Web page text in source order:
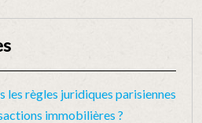
les règles juridiques parisiennes
immobilières ?